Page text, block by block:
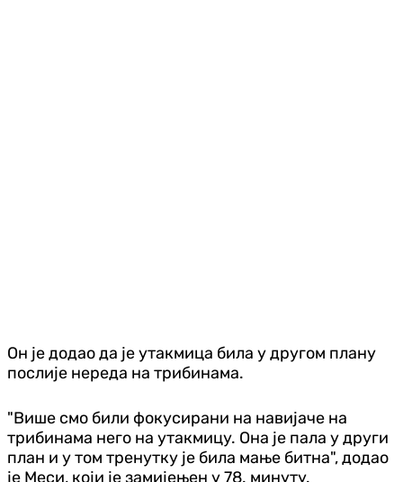
Он је додао да је утакмица била у другом плану
послије нереда на трибинама.
"Више смо били фокусирани на навијаче на
трибинама него на утакмицу. Она је пала у други
план и у том тренутку је била мање битна", додао
је Меси, који је замијењен у 78. минуту.